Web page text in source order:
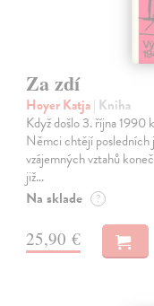
Za zdí
Hoyer Katja| Kniha
Když došlo 3. října 1990
Němci chtějí
vzájemných vztahů
již…
Na sklade ?
25,90 €